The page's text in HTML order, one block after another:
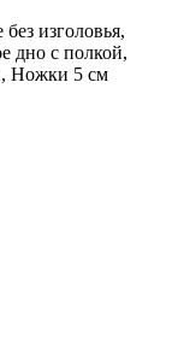
изголовья,
дно с полкой,
Ножки 5 см